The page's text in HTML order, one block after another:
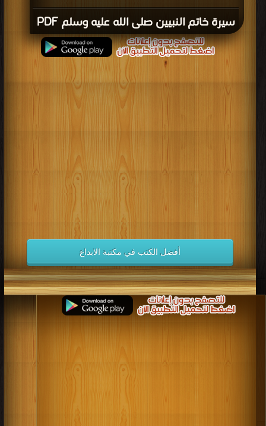
سيرة خاتم النبيين صلى الله عليه وسلم PDF
أفضل الكتب في مكتبة الابداع